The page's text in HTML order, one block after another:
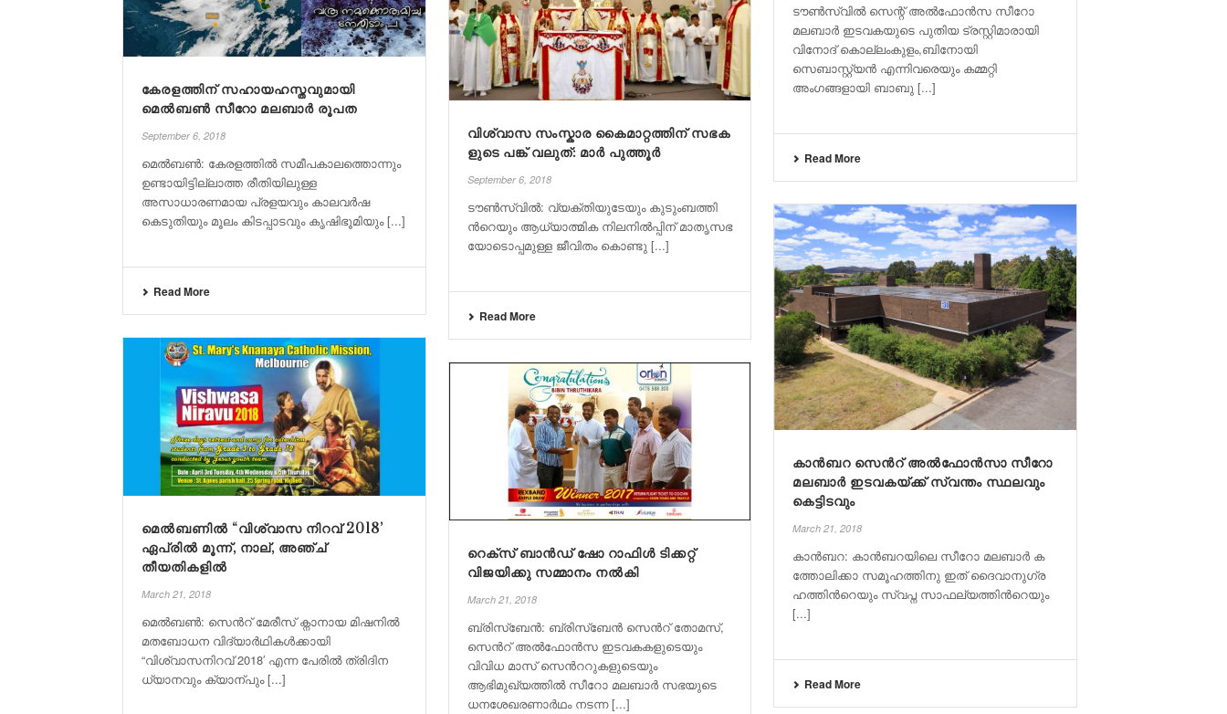
ടൗൺസ്‌വിൽ സെന്റ് അൽഫോൻസ സീറോ
മലബാർ ഇടവകയുടെ പുതിയ ട്രസ്റ്റിമാരായി
വിനോദ് കൊല്ലംകുളം,ബിനോയി
സെബാസ്റ്റ്യൻ എന്നിവരെയും കമ്മറ്റി
അംഗങ്ങളായി ബാബു [...]
Read More
കേരളത്തിന് സഹായഹസ്തവുമായി
മെൽബണ്‍ സീറോ മലബാർ രൂപത
September 6, 2018
മെൽബണ്‍: കേരളത്തിൽ സമീപകാലത്തൊന്നും
ഉണ്ടായിട്ടില്ലാത്ത രീതിയിലുള്ള
അസാധാരണമായ പ്രളയവും കാലവർഷ
കെടുതിയും മൂലം കിടപ്പാടവും കൃഷിഭൂമിയും [...]
Read More
വി​ശ്വാ​സ സം​സ്കാ​ര കൈ​മാ​റ്റ​ത്തി​ന് സ​ഭ​ക​
ളു​ടെ പ​ങ്ക് വ​ലു​ത്: മാ​ർ പു​ത്തൂ​ർ
September 6, 2018
ടൗണ്‍സ്‌വില്‍: വ്യ​ക്തി​യു​ടേ​യും കു​ടും​ബ​ത്തി​
ന്‍റെ​യും ആ​ധ്യാ​ത്മി​ക നി​ല​നി​ൽ​പ്പി​ന് മാ​തൃ​സ​ഭ​
യോ​ടൊ​പ്പ​മു​ള്ള ജീ​വി​തം കൊ​ണ്ടു [...]
Read More
കാ​ൻ​ബ​റ സെ​ന്‍റ് അ​ൽ​ഫോ​ൻ​സാ സീ​റോ
മ​ല​ബാ​ർ ഇ​ട​വ​കയ്ക്ക് സ്വ​ന്തം സ്ഥ​ല​വും
കെ​ട്ടി​ട​വും
March 21, 2018
കാ​ൻ​ബ​റ: കാ​ൻ​ബ​റ​യി​ലെ സീ​റോ മ​ല​ബാ​ർ ക​
ത്തോ​ലി​ക്കാ സ​മൂ​ഹ​ത്തി​നു ഇ​ത് ദൈ​വാ​നു​ഗ്ര​
ഹ​ത്തി​ന്‍റെ​യും സ്വ​പ്ന സാ​ഫ​ല്യ​ത്തി​ന്‍റെ​യും
[...]
Read More
മെൽബണിൽ “വിശ്വാസ നിറവ് 2018’
ഏപ്രിൽ മൂന്ന്, നാല്, അഞ്ച്
തീയതികളിൽ
March 21, 2018
മെൽബണ്‍: സെന്‍റ് മേരീസ് ക്നാനായ മിഷനിൽ
മതബോധന വിദ്യാർഥികൾക്കായി
“വിശ്വാസനിറവ് 2018′ എന്ന പേരിൽ ത്രിദിന
ധ്യാനവും ക്യാന്പും [...]
റെക്സ് ബാൻഡ് ഷോ റാഫിൾ ടിക്കറ്റ്
വിജയിക്കു സമ്മാനം നൽകി
March 21, 2018
ബ്രിസ്ബേൻ: ബ്രിസ്ബേൻ സെന്‍റ് തോമസ്,
സെന്‍റ് അൽഫോൻസ ഇടവകകളുടെയും
വിവിധ മാസ് സെന്‍ററുകളുടെയും
ആഭിമുഖ്യത്തിൽ സീറോ മലബാർ സഭയുടെ
ധനശേഖരണാർഥം നടന്ന [...]